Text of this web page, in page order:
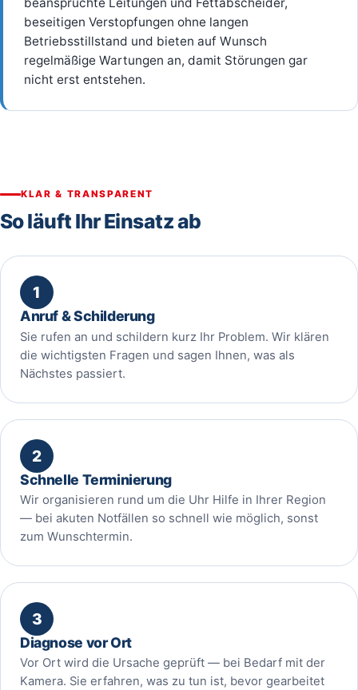
beseitigen Verstopfungen ohne langen
Betriebsstillstand und bieten auf Wunsch
regelmäßige Wartungen an, damit Störungen gar
nicht erst entstehen.
KLAR & TRANSPARENT
So läuft Ihr Einsatz ab
1
Anruf & Schilderung
Sie rufen an und schildern kurz Ihr Problem. Wir klären
die wichtigsten Fragen und sagen Ihnen, was als
Nächstes passiert.
2
Schnelle Terminierung
Wir organisieren rund um die Uhr Hilfe in Ihrer Region
— bei akuten Notfällen so schnell wie möglich, sonst
zum Wunschtermin.
3
Diagnose vor Ort
Vor Ort wird die Ursache geprüft — bei Bedarf mit der
Kamera. Sie erfahren, was zu tun ist, bevor gearbeitet